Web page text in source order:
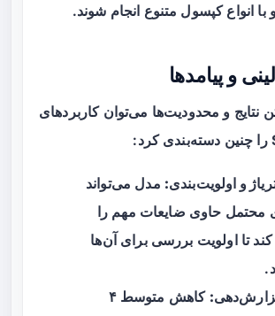
انواع کپسول متنوع انجام شوند.
و پیامدها
نتایج و محدودیت‌ها می‌توان کاربردهای
و اولویت‌بندی: مدل می‌تواند
محتمل حاوی ضایعات مهم را
تا اولویت بررسی برای آن‌ها
کاهش متوسط ۴